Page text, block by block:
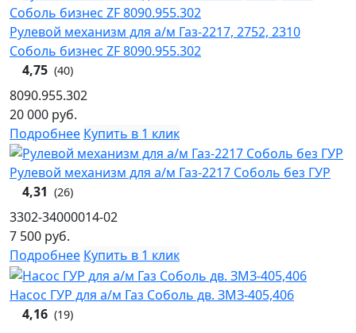
Рулевой механизм для а/м Газ-2217, 2752, 2310
Соболь бизнес ZF 8090.955.302
4,75 (40)
8090.955.302
20 000 руб.
Подробнее Купить в 1 клик
Рулевой механизм для а/м Газ-2217 Соболь без ГУР
4,31 (26)
3302-34000014-02
7 500 руб.
Подробнее Купить в 1 клик
Насос ГУР для а/м Газ Соболь дв. ЗМЗ-405,406
4,16 (19)